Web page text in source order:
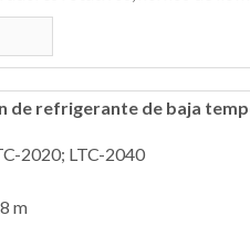
de refrigerante de baja
2020; LTC-2040
m